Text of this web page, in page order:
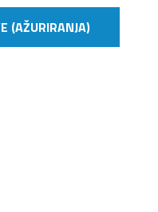
(AŽURIRANJA)